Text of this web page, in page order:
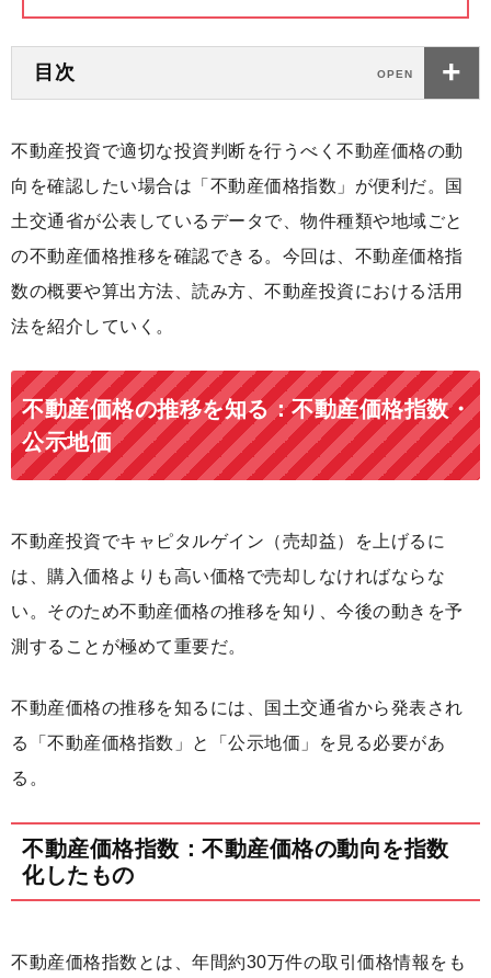
目次
不動産投資で適切な投資判断を行うべく不動産価格の動
向を確認したい場合は「不動産価格指数」が便利だ。国
土交通省が公表しているデータで、物件種類や地域ごと
の不動産価格推移を確認できる。今回は、不動産価格指
数の概要や算出方法、読み方、不動産投資における活用
法を紹介していく。
不動産価格の推移を知る：不動産価格指数・
公示地価
不動産投資でキャピタルゲイン（売却益）を上げるに
は、購入価格よりも高い価格で売却しなければならな
い。そのため不動産価格の推移を知り、今後の動きを予
測することが極めて重要だ。
不動産価格の推移を知るには、国土交通省から発表され
る「不動産価格指数」と「公示地価」を見る必要があ
る。
不動産価格指数：不動産価格の動向を指数
化したもの
不動産価格指数とは、年間約30万件の取引価格情報をも